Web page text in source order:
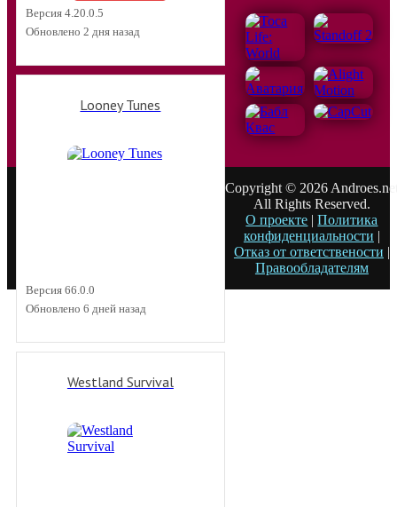
Версия 4.20.0.5
Обновлено 2 дня назад
Looney Tunes
Версия 66.0.0
Обновлено 6 дней назад
Westland Survival
Copyright © 2026
All Rights Reserved.
О проекте |Политика
конфиденциальности |
Отказ от ответствености |
Правообладателям